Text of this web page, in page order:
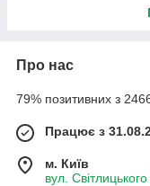
Про нас
79% позитивних з
Працює з
м. Київ
вул.